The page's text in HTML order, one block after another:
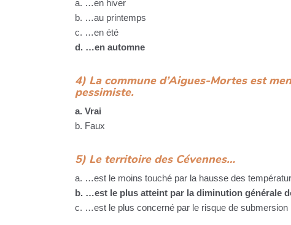
a. …en hiver
b. …au printemps
c. …en été
d. …en automne
4) La commune d’Aigues-Mortes est
pessimiste.
a. Vrai
b. Faux
5) Le territoire des Cévennes…
a. …est le moins touché par la hausse des
b. …est le plus atteint par la diminution générale
c. …est le plus concerné par le risque de submersion